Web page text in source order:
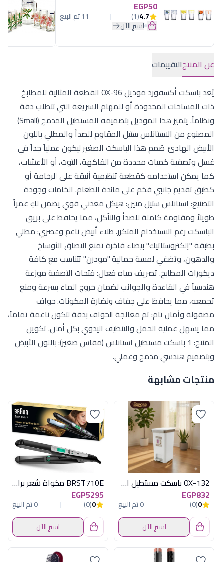
EGP50
4.7
(1) 11 تم البيع
اشترِ الآن
عن المنتجالتقييمات
يُعد باسكت أكسفورد موديل OX-96 القطعة المثالية للمطابخ
ذات المساحات المحدودة أو للمهام السريعة التي تتطلب دقة
ونظاماً. يتميز هذا الموديل بتصميمه المستطيل المدمج (Small)
المصنوع من الاستانلس ستيل المقاوم للصدأ والمطلي باللون
الأبيض الهادئ. صُمم هذا الباسكت الصغير ليكون عملياً جداً في
غسل وتصفية كميات محددة من الفاكهة، التوت، أو الأعشاب،
كما يمكن استخدامه كقطعة تنظيمية أنيقة على الرخامة أو
كطبق تقديم جانبي فخم على مائدة الطعام. الخامات وجودة
التصنيع: استانلس ستيل متين: هيكل معدني قوي يضمن لكِ عمراً
طويلاً ومقاومة كاملة للصدأ والتآكل، مما يحافظ على بريق
الباسكت رغم الاستخدام المتكرر. طلاء أبيض ناعم وعصري: مطلي
بطبقة "إلكتروستاتيك" بيضاء فاخرة تمنع التصاق الأوساخ
والدهون، وتضفي لمسة جمالية "مودرن" تتناسب مع كافة
ديكورات المطابخ. تصريف مياه فعال: فتحات التصفية موزعة
هندسياً في القاعدة والجوانب لضمان خروج الماء بسرعة ومنع
تجمعه، مما يحافظ على جفاف ونضارة المكونات. حواف
مصقولة وأمان تام: تم معالجة الحواف بدقة لتكون ناعمة تماماً،
مما يسهل عملية الحمل والتنظيف اليدوي بكل أمان. تكوين
المنتج: 1 باسكت مستطيل استانلس (مقاس صغير): باللون الأبيض
وبتصميم هندسي مدمج وعملي.
منتجات مشابهة
OX-132 باسكت مستطيل اكسفورد
EGP832
0
(0)
0 تم البيع
اشترِ الآن
BRST710E مكواة شعر براون
EGP5295
0
(0)
0 تم البيع
اشترِ الآن